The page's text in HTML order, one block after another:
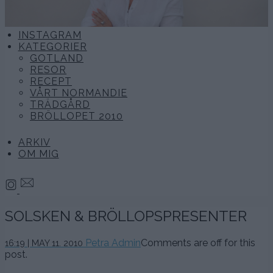
INSTAGRAM
KATEGORIER
GOTLAND
RESOR
RECEPT
VÅRT NORMANDIE
TRÄDGÅRD
BRÖLLOPET 2010
ARKIV
OM MIG
SOLSKEN & BRÖLLOPSPRESENTER
16:19 | MAY 11. 2010 Petra AdminComments are off for this
post.